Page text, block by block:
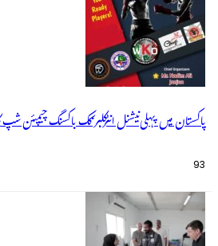
پاکستان میں پہلی نیشنل انٹرکلبز کک باکسنگ چیمپئن شپ
93